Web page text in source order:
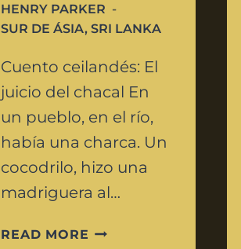
HENRY PARKER
SUR DE ÁSIA,SRI LANKA
Cuento ceilandés: El
juicio del chacal En
un pueblo, en el río,
había una charca. Un
cocodrilo, hizo una
madriguera al…
READ MORE